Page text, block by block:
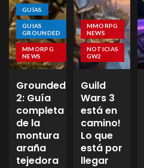
GUÍAS
GUIAS
GROUNDED
MMORPG
NEWS
Grounded
2: Guía
completa
de la
montura
araña
tejedora
MMORPG
NEWS
NOTICIAS
GW2
Guild
Wars 3
está en
camino!
Lo que
está por
llegar